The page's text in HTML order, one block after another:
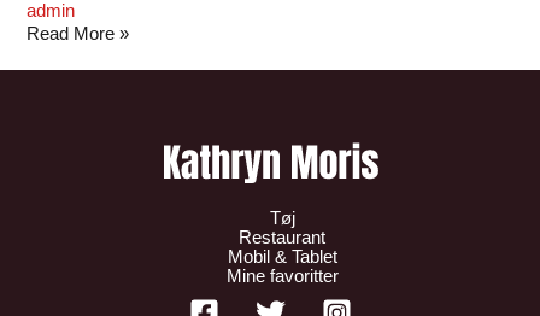
admin
Read More »
Tøj
Restaurant
Mobil & Tablet
Mine favoritter